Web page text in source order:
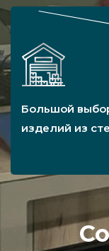
Большой
изделий из